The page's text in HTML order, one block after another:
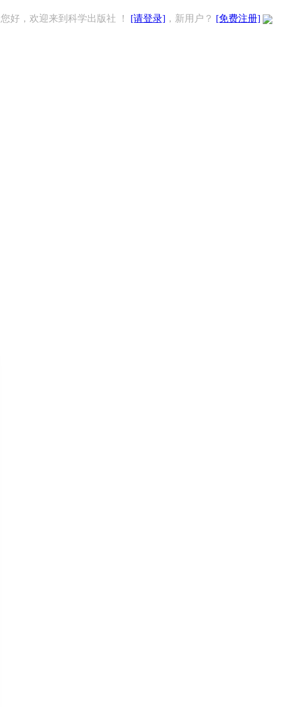
您好，欢迎来到科学出版社 ！ [请登录] ，新用户？ [免费注册]